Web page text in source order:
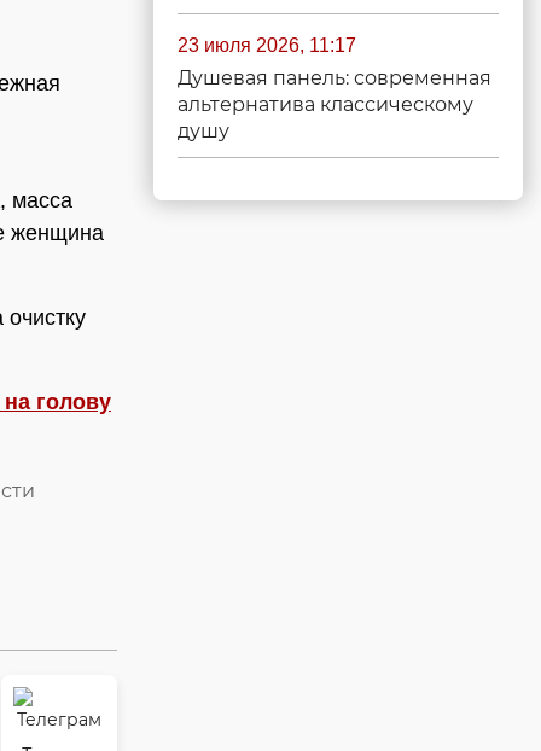
масса
женщина
голову
23 июля 2026, 11:17
Душевая панель: современная
альтернатива классическому
душу